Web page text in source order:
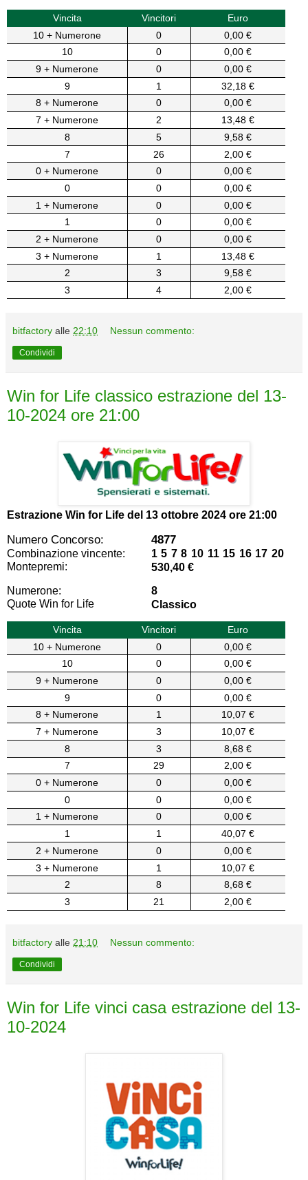
Vincita Vincitori
Euro
10 + Numerone
0
0,00 €
10
0
0,00 €
9 + Numerone
0
0,00 €
9
1
32,18 €
8 + Numerone
0
0,00 €
7 + Numerone
2
13,48 €
8
5
9,58 €
7
26
2,00 €
0 + Numerone
0
0,00 €
0
0
0,00 €
1 + Numerone
0
0,00 €
1
0
0,00 €
2 + Numerone
0
0,00 €
3 + Numerone
1
13,48 €
2
3
9,58 €
3
4 2,00 €
bitfactory alle 22:10 Nessun commento:
Condividi
Win for Life classico estrazione del 13-
10-2024 ore 21:00
Estrazione Win for Life del 13 ottobre 2024 ore 21:00
Numero Concorso: 4877
Combinazione vincente:
1 5 7 8 10 11 15 16 17 20
Montepremi:
530,40 €
Numerone:
8
Quote Win for Life
Classico
Vincita Vincitori
Euro
10 + Numerone
0
0,00 €
10
0
0,00 €
9 + Numerone
0
0,00 €
9
0
0,00 €
8 + Numerone
1
10,07 €
7 + Numerone
3
10,07 €
8
3
8,68 €
7
29
2,00 €
0 + Numerone
0
0,00 €
0
0
0,00 €
1 + Numerone
0
0,00 €
1
1
40,07 €
2 + Numerone
0
0,00 €
3 + Numerone
1
10,07 €
2
8
8,68 €
3
21 2,00 €
bitfactory alle 21:10 Nessun commento:
Condividi
Win for Life vinci casa estrazione del 13-
10-2024